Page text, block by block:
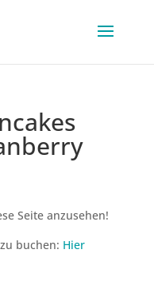
Seite anzusehen!
buchen: Hier